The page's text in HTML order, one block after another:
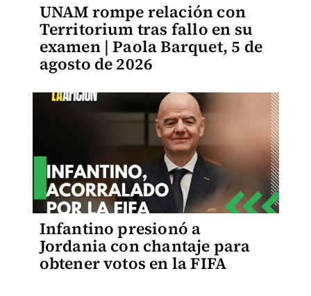
UNAM rompe relación con
Territorium tras fallo en su
examen | Paola Barquet, 5 de
agosto de 2026
Infantino presionó a
Jordania con chantaje para
obtener votos en la FIFA